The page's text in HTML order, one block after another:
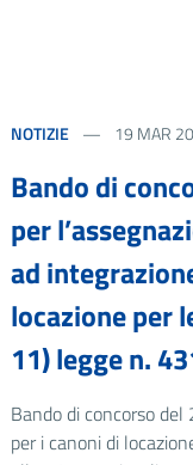
NOTIZIE 19 MAR
Bando di
per
ad
locazione per
11) legge n.
Bando di concorso
per i canoni di